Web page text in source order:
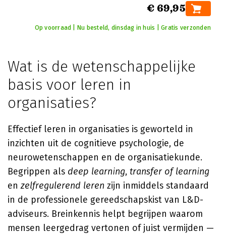
€ 69,95
Op voorraad | Nu besteld, dinsdag in huis | Gratis verzonden
Wat is de wetenschappelijke
basis voor leren in
organisaties?
Effectief leren in organisaties is geworteld in
inzichten uit de cognitieve psychologie, de
neurowetenschappen en de organisatiekunde.
Begrippen als deep learning, transfer of learning
enzelfregulerend leren zijn inmiddels standaard
in de professionele gereedschapskist van L&D-
adviseurs. Breinkennis helpt begrijpen waarom
mensen leergedrag vertonen of juist vermijden —